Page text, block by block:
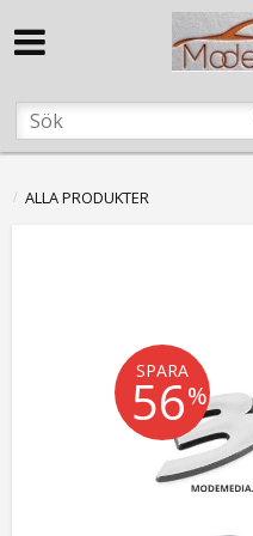
ALLA PRODUKTER
SPARA
56%